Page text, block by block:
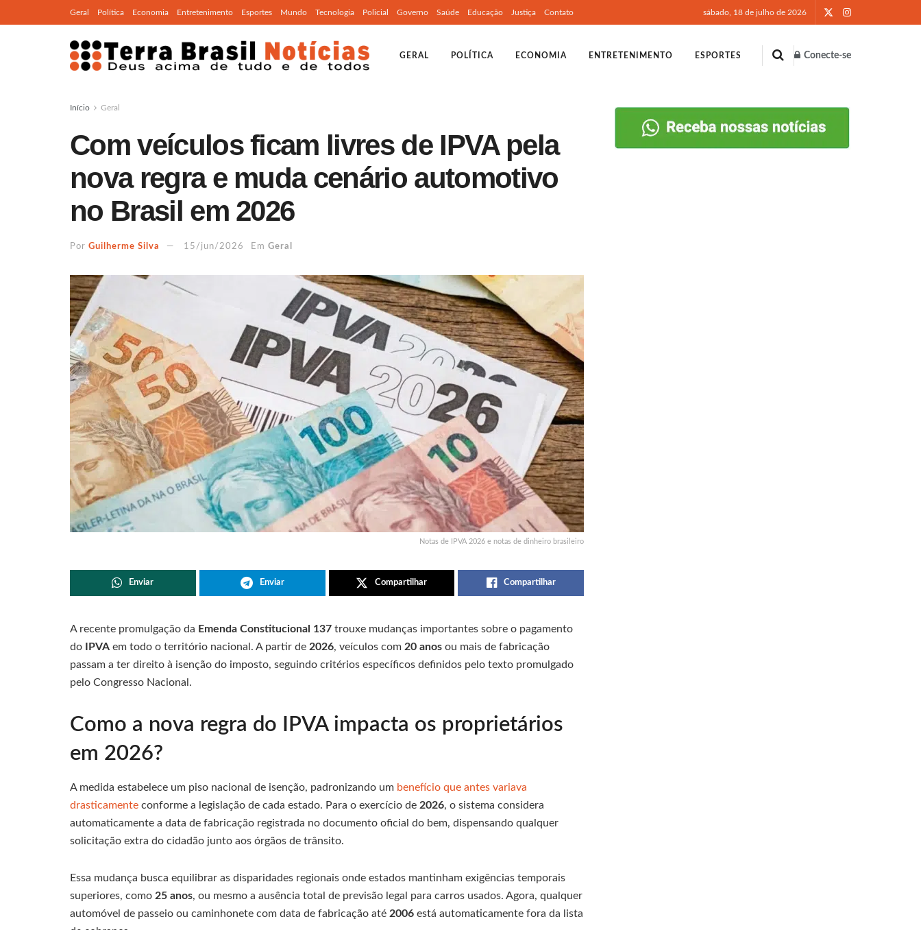
Geral Política Economia Entretenimento Esportes Mundo Tecnologia Policial Governo Saúde Educação Justiça Contato sábado, 18 de julho de 2026
GERAL POLÍTICA ECONOMIA ENTRETENIMENTO ESPORTES Conecte-se
Início Geral
Com veículos ficam livres de IPVA pela
nova regra e muda cenário automotivo
no Brasil em 2026
Por Guilherme Silva 15/jun/2026 Em Geral
Notas de IPVA 2026 e notas de dinheiro brasileiro
Enviar Enviar Compartilhar Compartilhar
A recente promulgação da Emenda Constitucional 137 trouxe mudanças importantes sobre o pagamento
do
IPVA em todo o território nacional. A partir de 2026, veículos com 20 anos ou mais de fabricação
passam a ter direito à isenção do imposto, seguindo critérios específicos definidos pelo texto promulgado
pelo Congresso Nacional.
Como a nova regra do IPVA impacta os proprietários
em 2026?
A medida estabelece um piso nacional de isenção, padronizando um benefício que antes variava
drasticamente conforme a legislação de cada estado. Para o exercício de 2026, o sistema considera
automaticamente a data de fabricação registrada no documento oficial do bem, dispensando qualquer
solicitação extra do cidadão junto aos órgãos de trânsito.
Essa mudança busca equilibrar as disparidades regionais onde estados mantinham exigências temporais
superiores, como 25 anos, ou mesmo a ausência total de previsão legal para carros usados. Agora, qualquer
automóvel de passeio ou caminhonete com data de fabricação até 2006 está automaticamente fora da lista